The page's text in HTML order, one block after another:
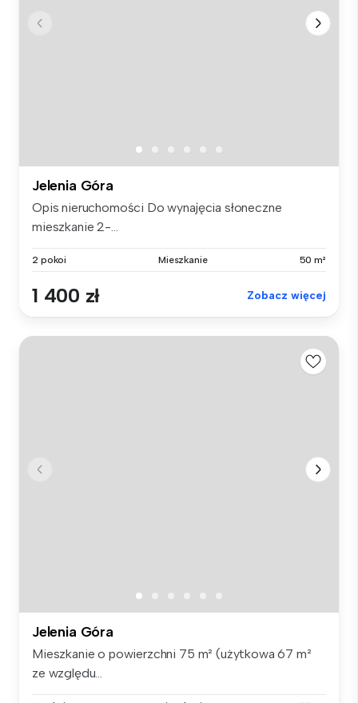
Jelenia Góra
Opis nieruchomości Do wynajęcia słoneczne
mieszkanie 2-...
2 pokoi Mieszkanie 50 m²
1 400 zł Zobacz więcej
Jelenia Góra
Mieszkanie o powierzchni 75 m² (użytkowa 67 m²
ze względu...